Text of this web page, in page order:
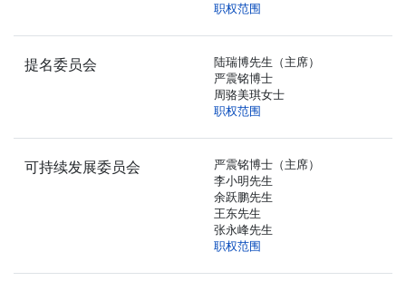
职权范围
提名委员会
陆瑞博先生（主席）
严震铭博士
周骆美琪女士
职权范围
可持续发展委员会
严震铭博士（主席）
李小明先生
余跃鹏先生
王东先生
张永峰先生
职权范围